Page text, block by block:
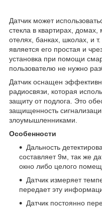
Датчик может
стекла в квартирах,
отелях, банках, школах, и
является его простая и
установка при помощи
пользователю не нужно
Датчик оснащен
радиосвязи, которая
защиту от подлога. Это
защищенность
злоумышленниками.
Особенности
Дальность
составляет 9м, так же
окно либо целого
Датчик измеряет
передает эту
Датчик постоянно